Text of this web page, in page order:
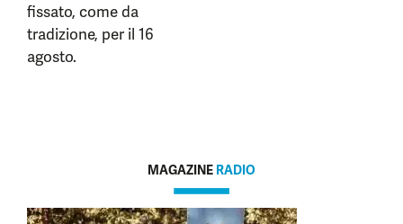
fissato, come da
tradizione, per il 16
agosto.
MAGAZINE RADIO